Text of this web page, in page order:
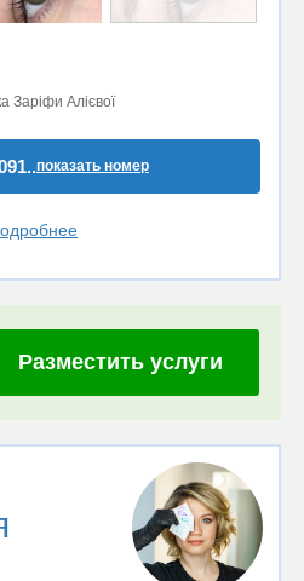
Заріфи Алієвої
показать номер
Разместить услуги